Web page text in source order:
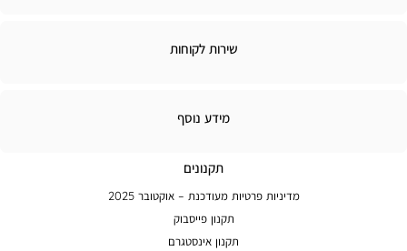
שירות לקוחות
מידע
מידע נוסף
תקנונים
מדיניות פרטיות מעודכנת – אוקטובר 2025
תקנון פייסבוק
תקנון אינסטגרם